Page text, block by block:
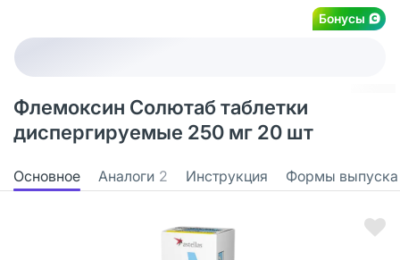
Бонусы
Флемоксин Солютаб таблетки
диспергируемые 250 мг 20 шт
Основное Аналоги 2 Инструкция Формы выпуска